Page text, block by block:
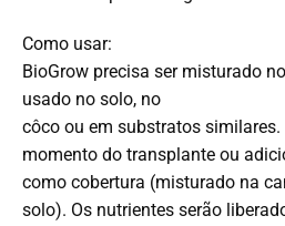
Como usar:
BioGrow precisa ser misturado
usado no solo, no
côco ou em substratos similares.
momento do transplante ou
como cobertura (misturado na
solo). Os nutrientes serão